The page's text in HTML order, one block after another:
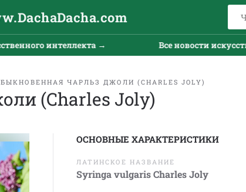
интеллекта → Все новости
ЧАРЛЬЗ ДЖОЛИ (CHARLES JOLY)
(Charles Joly)
ОСНОВНЫЕ ХАРАКТЕРИСТИКИ
ЛАТИНСКОЕ НАЗВАНИЕ
Syringa vulgaris Charles Joly